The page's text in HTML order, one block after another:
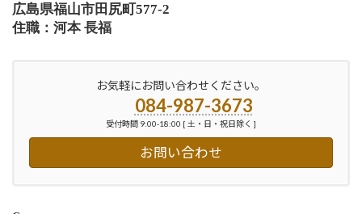
広島県福山市田尻町577-2
住職：河本 長福
お気軽にお問い合わせください。
084-987-3673
受付時間 9:00-18:00 [ 土・日・祝日除く ]
お問い合わせ